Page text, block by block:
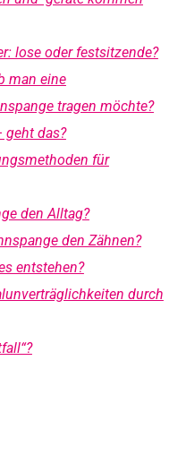
lose oder festsitzende?
man eine
tragen möchte?
geht das?
für
den Alltag?
den Zähnen?
entstehen?
durch